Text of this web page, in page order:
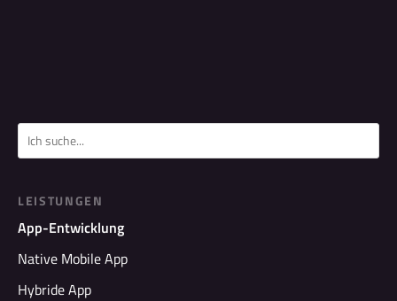
LEISTUNGEN
App-Entwicklung
Native Mobile App
Hybride App